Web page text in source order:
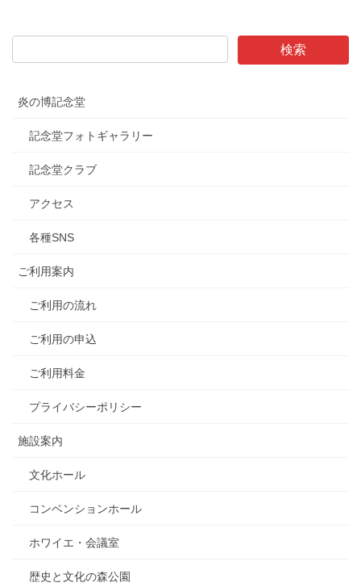
炎の博記念堂
記念堂フォトギャラリー
記念堂クラブ
アクセス
各種SNS
ご利用案内
ご利用の流れ
ご利用の申込
ご利用料金
プライバシーポリシー
施設案内
文化ホール
コンベンションホール
ホワイエ・会議室
歴史と文化の森公園